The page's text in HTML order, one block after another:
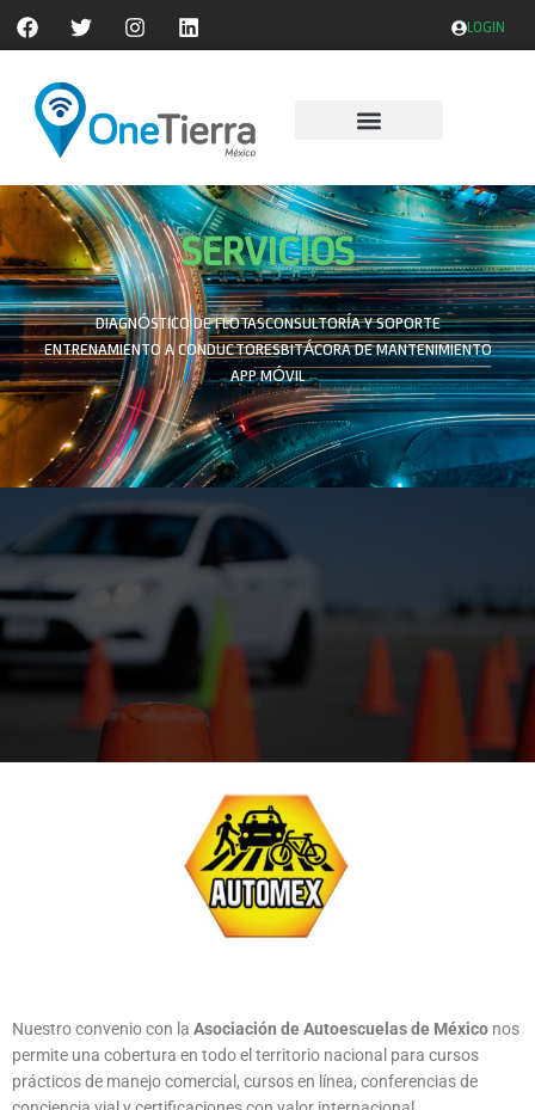
LOGIN
SERVICIOS
DIAGNÓSTICO DE FLOTASCONSULTORÍA Y SOPORTE
ENTRENAMIENTO A CONDUCTORESBITÁCORA DE MANTENIMIENTO
APP MÓVIL
ENTRENAMIENTO A
CONDUCTORES
Capacite a sus conductores y evite accidentes
fatales
Nuestro convenio con la Asociación de Autoescuelas de México nos
permite una cobertura en todo el territorio nacional para cursos
prácticos de manejo comercial, cursos en línea, conferencias de